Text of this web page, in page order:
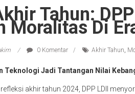
Tahun:
Moralitas Di
0 Komentar Akhir Tahun,
Teknologi Jadi Tantangan Nilai
akhir tahun 2024, DPP LDII